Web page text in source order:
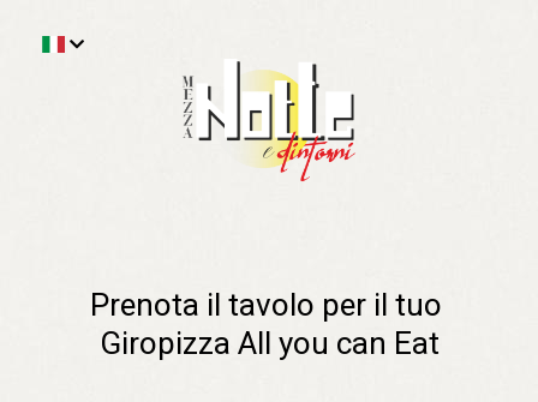
Prenota il tavolo per il tuo
Giropizza All you can Eat